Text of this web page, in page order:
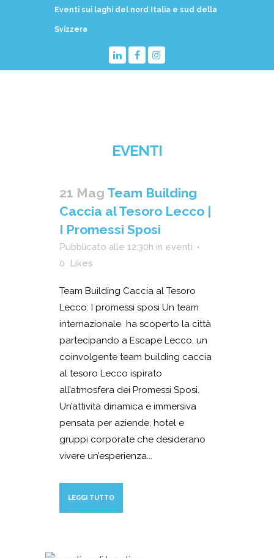
Eventi sui laghi del nord Italia e sud della
Svizzera
EVENTI
21 Mag Team Building
Caccia al Tesoro Lecco |
I Promessi Sposi
Pubblicato alle 12:30h in eventi
0
Likes
Team Building Caccia al Tesoro
Lecco: I promessi sposi Un team
internazionale ha scoperto la città
partecipando a Escape Lecco, un
coinvolgente team building caccia
al tesoro Lecco ispirato
all’atmosfera dei Promessi Sposi.
Un’attività dinamica e immersiva
pensata per aziende, hotel e
gruppi corporate che desiderano
vivere un’esperienza...
LEGGI TUTTO